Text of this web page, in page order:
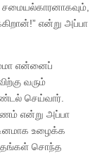
என்று அப்பா
என்னைப்
வரும்
செய்வார்.
என்று அப்பா
உழைக்க
தங்கள் சொந்த